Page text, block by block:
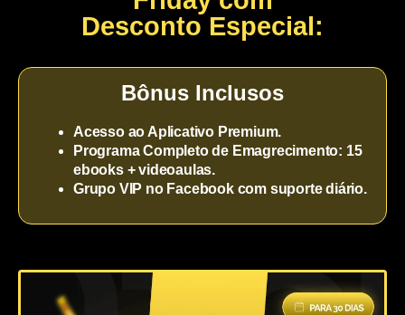
Desconto Especial:
Bônus Inclusos
Acesso ao Aplicativo Premium.
Programa Completo de Emagrecimento: 15
ebooks + videoaulas.
Grupo VIP no Facebook com suporte diário.